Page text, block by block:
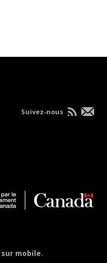
mobile.
Suivez-nous